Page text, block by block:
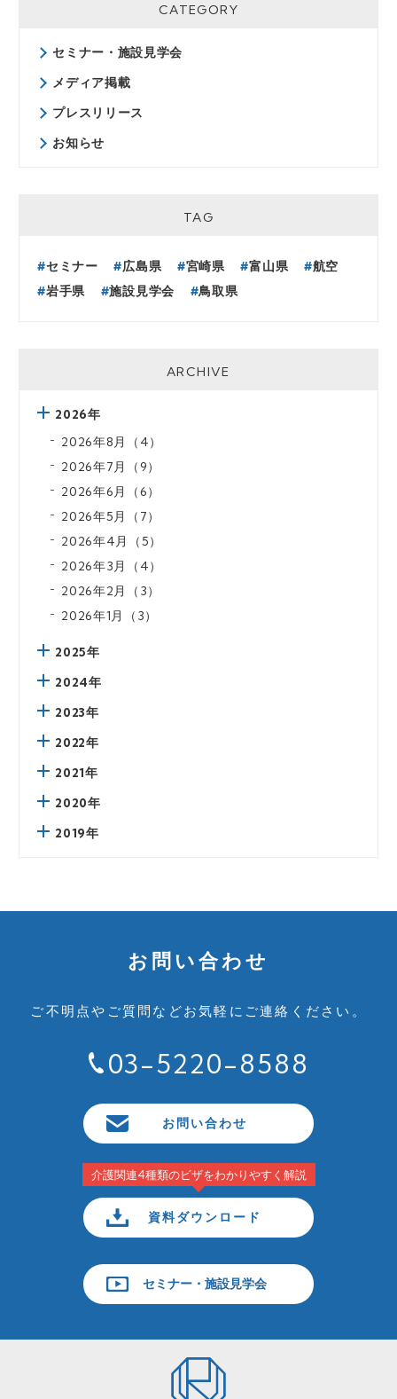
CATEGORY
セミナー・施設見学会
メディア掲載
プレスリリース
お知らせ
TAG
セミナー 広島県 宮崎県 富山県
航空
岩手県
施設見学会 鳥取県
ARCHIVE
2026年
2026年8月（4）
2026年7月（9）
2026年6月（6）
2026年5月（7）
2026年4月（5）
2026年3月（4）
2026年2月（3）
2026年1月（3）
2025年
2024年
2023年
2022年
2021年
2020年
2019年
お問い合わせ
ご不明点やご質問などお気軽にご連絡ください。
03-5220-8588
お問い合わせ
介護関連4種類のビザをわかりやすく解説
資料ダウンロード
セミナー・施設見学会